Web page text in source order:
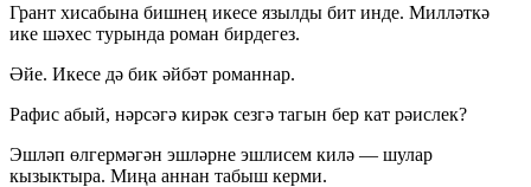
Грант хисабына бишнең икесе язылды бит инде. Милләткә
ике шәхес турында роман бирдегез.
Әйе. Икесе дә бик әйбәт романнар.
Рафис абый, нәрсәгә кирәк сезгә тагын бер кат рәислек?
Эшләп өлгермәгән эшләрне эшлисем килә — шулар
кызыктыра. Миңа аннан табыш керми.